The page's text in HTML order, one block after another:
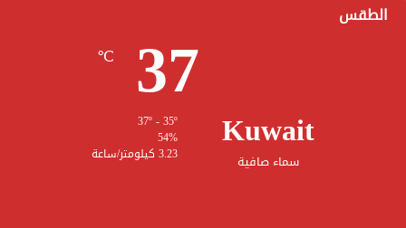
الطقس
Kuwait
سماء صافية
37
℃
54%
3.23 كيلومتر/ساعة